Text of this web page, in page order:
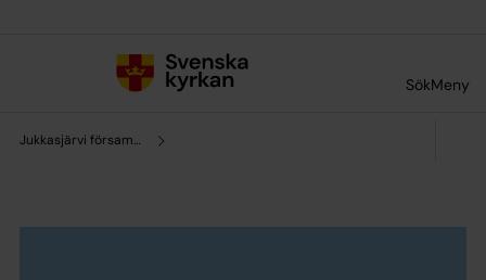
SökMeny
Jukkasjärvi församling